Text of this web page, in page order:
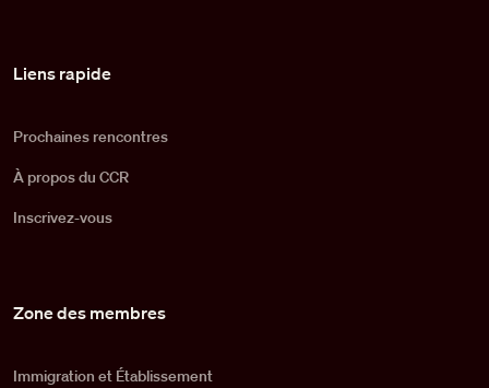
Liens rapide
Prochaines rencontres
À propos du CCR
Inscrivez-vous
Zone des membres
Immigration et Établissement